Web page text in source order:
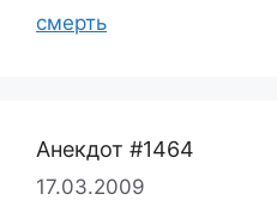
смерть
Анекдот #1464
17.03.2009